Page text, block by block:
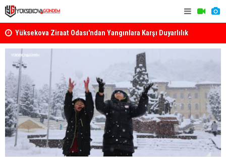
Yüksekova Ziraat Odası'ndan Yangınlara Karşı Duyarlılık
Çağrısı